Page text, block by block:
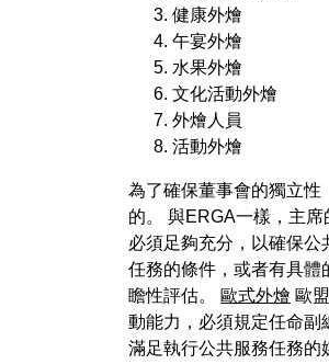
健康外燴
午宴外燴
水果外燴
文化活動外燴
外燴人員
活動外燴
為了確保董事會的獨立性
的。 與ERGA一樣，主
必須足夠充分，以確保
任務的條件，或者有具體
瞻性評估。
歐式外燴 歐
動能力，必須規定任命副
滿足執行公共服務任務的